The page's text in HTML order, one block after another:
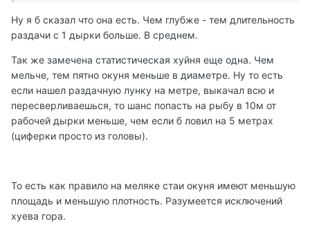
Ну я б сказал что она есть. Чем глубже - тем длительность
раздачи с 1 дырки больше. В среднем.
Так же замечена статистическая хуйня еще одна. Чем
мельче, тем пятно окуня меньше в диаметре. Ну то есть
если нашел раздачную лунку на метре, выкачал всю и
пересверливаешься, то шанс попасть на рыбу в 10м от
рабочей дырки меньше, чем если б ловил на 5 метрах
(циферки просто из головы).
То есть как правило на меляке стаи окуня имеют меньшую
площадь и меньшую плотность. Разумеется исключений
хуева гора.